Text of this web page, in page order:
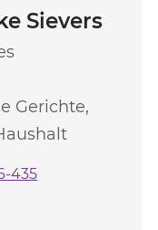
Sievers
Gerichte,
435